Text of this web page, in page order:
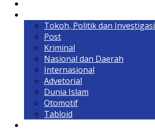
Tokoh, Politik dan Investigasi
Post
Kriminal
Nasional dan Daerah
Internasional
Advetorial
Dunia Islam
Otomotif
Tabloid